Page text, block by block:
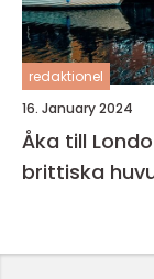
redaktionel
16. January 2024
Åka till
brittiska